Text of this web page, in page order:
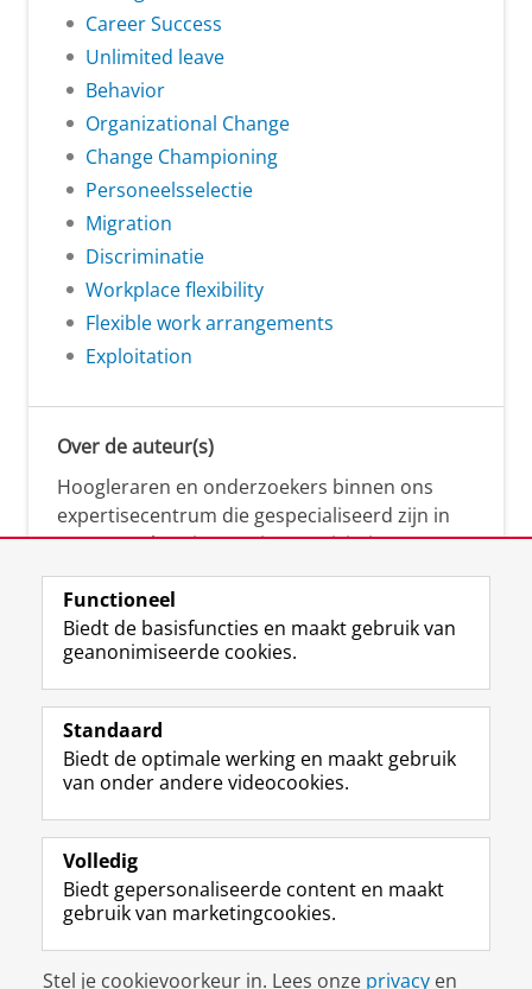
Career Success
Unlimited leave
Behavior
Organizational Change
Change Championing
Personeelsselectie
Migration
Discriminatie
Workplace flexibility
Flexible work arrangements
Exploitation
Over de auteur(s)
Hoogleraren en onderzoekers binnen ons
expertisecentrum die gespecialiseerd zijn in
samenwerken, innovatie, creativiteit,
diversiteit, leiderschap en ethisch gedrag.
Over deze blog
Via deze blog vertalen onze experts hun
(actuele) wetenschappelijke kennis naar
praktische, heldere en toegankelijke inzichten.
Disclaimer & Copyright
Functioneel
Biedt de basisfuncties en maakt gebruik van
geanonimiseerde cookies.
Standaard
Biedt de optimale werking en maakt gebruik
van onder andere videocookies.
Volledig
Biedt gepersonaliseerde content en maakt
gebruik van marketingcookies.
Stel je cookievoorkeur in. Lees onze privacy en